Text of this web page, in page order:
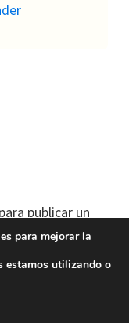
para publicar un
para mejorar la
estamos utilizando o